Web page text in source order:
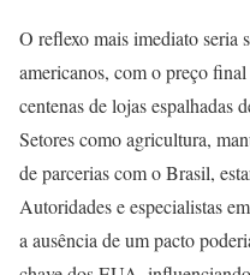
O reflexo mais imediato seria
americanos, com o preço
centenas de lojas espalhadas
Setores como agricultura,
de parcerias com o Brasil,
Autoridades e especialistas
a ausência de um pacto